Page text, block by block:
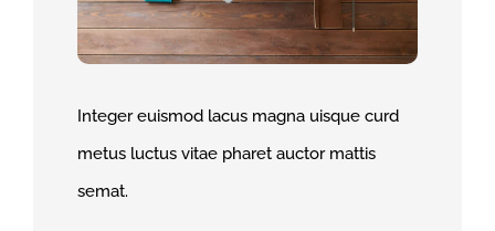
Integer euismod lacus magna uisque curd
metus luctus vitae pharet auctor mattis
semat.